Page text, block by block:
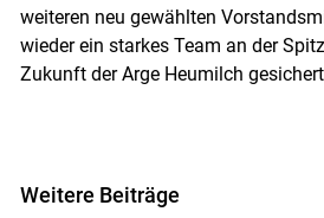
weiteren neu gewählten
wieder ein starkes Team an der
Zukunft der Arge Heumilch
Weitere Beiträge